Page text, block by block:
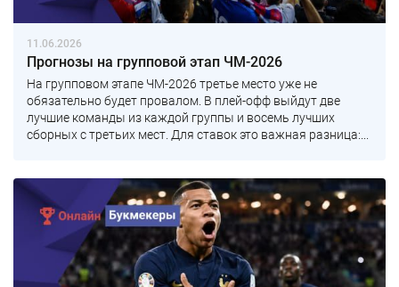
11.06.2026
Прогнозы на групповой этап ЧМ-2026
На групповом этапе ЧМ-2026 третье место уже не
обязательно будет провалом. В плей-офф выйдут две
лучшие команды из каждой группы и восемь лучших
сборных с третьих мест. Для ставок это важная разница:...